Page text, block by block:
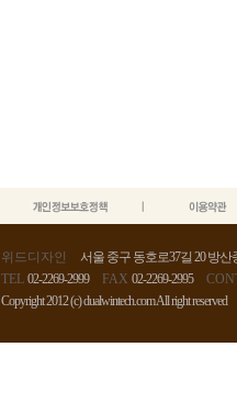
위드디자인
서울 중구 동호로37길 20 방산
TEL 02-2269-2999 FAX 02-2269-2995
Copyright 2012 (c) dualwintech.com All right reserved